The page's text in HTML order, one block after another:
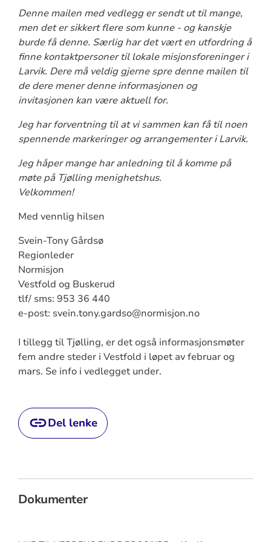
Denne mailen med vedlegg er sendt ut til mange,
men det er sikkert flere som kunne - og kanskje
burde få denne. Særlig har det vært en utfordring å
finne kontaktpersoner til lokale misjonsforeninger i
Larvik. Dere må veldig gjerne spre denne mailen til
de dere mener denne informasjonen og
invitasjonen kan være aktuell for.
Jeg har forventning til at vi sammen kan få til noen
spennende markeringer og arrangementer i Larvik.
Jeg håper mange har anledning til å komme på
møte på Tjølling menighetshus.
Velkommen!
Med vennlig hilsen
Svein-Tony Gårdsø
Regionleder
Normisjon
Vestfold og Buskerud
tlf/ sms: 953 36 440
e-post: svein.tony.gardso@normisjon.no
I tillegg til Tjølling, er det også informasjonsmøter
fem andre steder i Vestfold i løpet av februar og
mars. Se info i vedlegget under.
Del lenke
Dokumenter